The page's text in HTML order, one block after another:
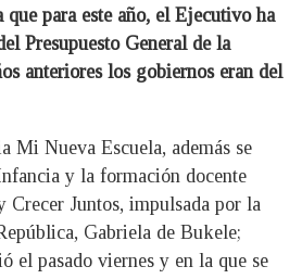
que para este año, el Ejecutivo ha
Presupuesto General de la
anteriores los gobiernos eran del
Mi Nueva Escuela, además se
y la formación docente
Crecer Juntos, impulsada por la
Gabriela de Bukele;
el pasado viernes y en la que se